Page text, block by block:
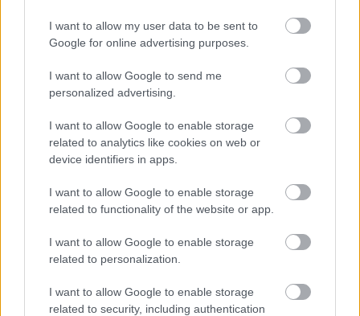
I want to allow my user data to be sent to
Google for online advertising purposes.
I want to allow Google to send me
personalized advertising.
I want to allow Google to enable storage
related to analytics like cookies on web or
device identifiers in apps.
I want to allow Google to enable storage
related to functionality of the website or app.
I want to allow Google to enable storage
related to personalization.
I want to allow Google to enable storage
related to security, including authentication
Itt állíthatod be, hogy a Csakfoci az elsők
között legyen a Google-találatokban
Tetszett a cikk? Megosztanád?
#BAJNOKOK LIGÁJA
#EURÓPA LIGA
#KONFERENCIA LIGA
#BL-DÖNTŐ
#KOVÁCS ISTVÁN
#EL-DÖNTŐ
#KL-DÖNTŐ